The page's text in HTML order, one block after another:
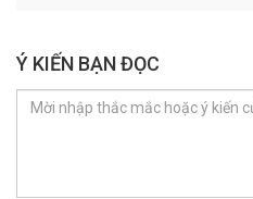
Ý KIẾN BẠN ĐỌC